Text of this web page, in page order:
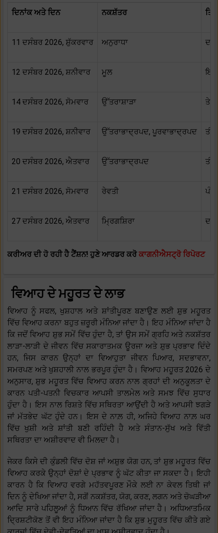
ਦਿਨਾਂਕ ਅਤੇ ਦਿਨ ਨਕਸ਼ੱਤਰ
11 ਦਸੰਬਰ 2026, ਸ਼ੁੱਕਰਵਾਰ ਅਨੁਰਾਧਾ
12 ਦਸੰਬਰ 2026, ਸ਼ਨੀਵਾਰ ਮੂਲ
14 ਦਸੰਬਰ 2026, ਸੋਮਵਾਰ ਉੱਤਰਾਸ਼ਾੜਾ
19 ਦਸੰਬਰ 2026, ਸ਼ਨੀਵਾਰ ਉੱਤਰਾਭਾਦ੍ਰਪਦ, ਪੂਰਵਾਭਾਦ੍ਰਪਦ ਤੀਜ
20 ਦਸੰਬਰ 2026, ਐਤਵਾਰ ਉੱਤਰਾਭਾਦ੍ਰਪਦ
21 ਦਸੰਬਰ 2026, ਸੋਮਵਾਰ ਰੇਵਤੀ
27 ਦਸੰਬਰ 2026, ਐਤਵਾਰ ਮ੍ਰਿਗਸ਼ਿਰਾ
ਕਰੀਅਰ ਦੀ ਹੋ ਰਹੀ ਹੈ ਟੈਂਸ਼ਨ! ਹੁਣੇਆਰਡਰ ਕਰੋਕਾਗਨੀਐਸਟ੍ਰੋ ਰਿਪੋਰਟ
ਵਿਆਹ ਦੇ ਮਹੂਰਤ ਦੇ ਲਾਭ
ਵਿਆਹ ਨੂੰ ਸਫਲ, ਖੁਸ਼ਹਾਲ ਅਤੇ ਸ਼ਾਂਤੀਪੂਰਣ ਬਣਾਉਣ ਲਈ ਸ਼ੁਭ ਮਹੂਰਤ
ਵਿੱਚ ਵਿਆਹ ਕਰਨਾ ਬਹੁਤ ਜ਼ਰੂਰੀ ਮੰਨਿਆ ਜਾਂਦਾ ਹੈ। ਇਹ ਮੰਨਿਆ ਜਾਂਦਾ ਹੈ
ਕਿ ਜਦੋਂ ਵਿਆਹ ਸ਼ੁਭ ਸਮੇਂ ਵਿੱਚ ਹੁੰਦਾ ਹੈ, ਤਾਂ ਉਸ ਸਮੇਂ ਗ੍ਰਹਿ ਅਤੇ ਨਕਸ਼ੱਤਰ
ਲਾੜਾ-ਲਾੜੀ ਦੇ ਜੀਵਨ ਵਿੱਚ ਸਕਾਰਾਤਮਕ ਊਰਜਾ ਅਤੇ ਸ਼ੁਭ ਪ੍ਰਭਾਵ ਦਿੰਦੇ
ਹਨ, ਜਿਸ ਕਾਰਨ ਉਨ੍ਹਾਂ ਦਾ ਵਿਆਹੁਤਾ ਜੀਵਨ ਪਿਆਰ, ਸਦਭਾਵਨਾ,
ਸਮਰਪਣ ਅਤੇ ਖੁਸ਼ਹਾਲੀ ਨਾਲ ਭਰਪੂਰ ਹੁੰਦਾ ਹੈ। ਵਿਆਹ ਮਹੂਰਤ 2026 ਦੇ
ਅਨੁਸਾਰ, ਸ਼ੁਭ ਮਹੂਰਤ ਵਿੱਚ ਵਿਆਹ ਕਰਨ ਨਾਲ ਗ੍ਰਹਾਂ ਦੀ ਅਨੁਕੂਲਤਾ ਦੇ
ਕਾਰਨ ਪਤੀ-ਪਤਨੀ ਵਿਚਕਾਰ ਆਪਸੀ ਤਾਲਮੇਲ ਅਤੇ ਸਮਝ ਵਿੱਚ ਸੁਧਾਰ
ਹੁੰਦਾ ਹੈ। ਇਸ ਨਾਲ ਰਿਸ਼ਤੇ ਵਿੱਚ ਸਥਿਰਤਾ ਆਉਂਦੀ ਹੈ ਅਤੇ ਆਪਸੀ ਝਗੜੇ
ਜਾਂ ਮੱਤਭੇਦ ਘੱਟ ਹੁੰਦੇ ਹਨ। ਇਸ ਦੇ ਨਾਲ਼ ਹੀ, ਅਜਿਹੇ ਵਿਆਹ ਨਾਲ਼ ਘਰ
ਵਿੱਚ ਖੁਸ਼ੀ ਅਤੇ ਸ਼ਾਂਤੀ ਬਣੀ ਰਹਿੰਦੀ ਹੈ ਅਤੇ ਸੰਤਾਨ-ਸੁੱਖ ਅਤੇ ਵਿੱਤੀ
ਸਥਿਰਤਾ ਦਾ ਅਸ਼ੀਰਵਾਦ ਵੀ ਮਿਲਦਾ ਹੈ।
ਜੇਕਰ ਕਿਸੇ ਦੀ ਕੁੰਡਲੀ ਵਿੱਚ ਦੋਸ਼ ਜਾਂ ਅਸ਼ੁਭ ਯੋਗ ਹਨ, ਤਾਂ ਸ਼ੁਭ ਮਹੂਰਤ ਵਿੱਚ
ਵਿਆਹ ਕਰਕੇ ਉਨ੍ਹਾਂ ਦੋਸ਼ਾਂ ਦੇ ਪ੍ਰਭਾਵ ਨੂੰ ਘੱਟ ਕੀਤਾ ਜਾ ਸਕਦਾ ਹੈ। ਇਹੀ
ਕਾਰਨ ਹੈ ਕਿ ਵਿਆਹ ਵਰਗੇ ਮਹੱਤਵਪੂਰਣ ਮੌਕੇ ਲਈ ਨਾ ਕੇਵਲ ਤਿਥੀ ਜਾਂ
ਦਿਨ ਨੂੰ ਦੇਖਿਆ ਜਾਂਦਾ ਹੈ, ਸਗੋਂ ਨਕਸ਼ੱਤਰ, ਯੋਗ, ਕਰਣ, ਲਗਨ ਅਤੇ ਚੋਘੜੀਆ
ਆਦਿ ਸਾਰੇ ਪਹਿਲੂਆਂ ਨੂੰ ਧਿਆਨ ਵਿੱਚ ਰੱਖਿਆ ਜਾਂਦਾ ਹੈ। ਅਧਿਆਤਮਿਕ
ਦ੍ਰਿਸ਼ਟੀਕੋਣ ਤੋਂ ਵੀ ਇਹ ਮੰਨਿਆ ਜਾਂਦਾ ਹੈ ਕਿ ਸ਼ੁਭ ਮੁਹੂਰਤ ਵਿੱਚ ਕੀਤੇ ਗਏ